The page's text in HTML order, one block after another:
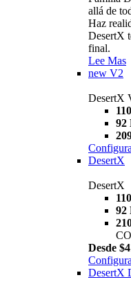
allá de
Haz
DesertX
final.
Lee Mas
new V2
DesertX
92
DesertX
DesertX
92
Desde
DesertX